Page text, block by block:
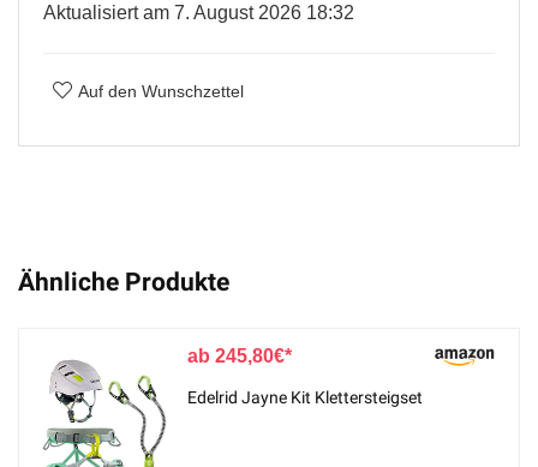
Aktualisiert am 7. August 2026 18:32
Auf den Wunschzettel
Ähnliche Produkte
245,80€
Edelrid Jayne Kit Klettersteigset